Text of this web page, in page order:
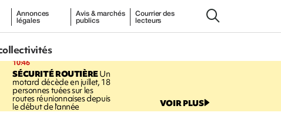
Annonces
légales
Avis & marchés
publics
Courrier des
lecteurs
10:46
SÉCURITÉ ROUTIÈREUn
motard décède en juillet, 18
personnes tuées sur les
routes réunionnaises depuis
le début de l'année VOIR PLUS